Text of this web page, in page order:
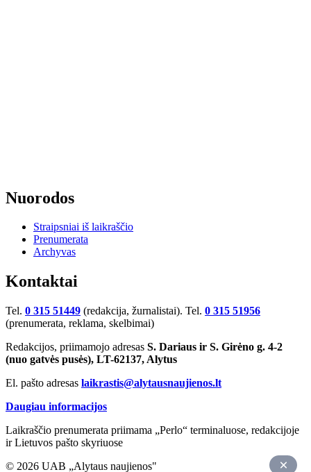
Nuorodos
Straipsniai iš laikraščio
Prenumerata
Archyvas
Kontaktai
Tel. 0 315 51449 (redakcija, žurnalistai). Tel. 0 315 51956
(prenumerata, reklama, skelbimai)
Redakcijos, priimamojo adresas S. Dariaus ir S. Girėno g. 4-2
(nuo gatvės pusės), LT-62137, Alytus
El. pašto adresas laikrastis@alytausnaujienos.lt
Daugiau informacijos
Laikraščio prenumerata priimama „Perlo“ terminaluose, redakcijoje
ir Lietuvos pašto skyriuose
© 2026 UAB „Alytaus naujienos"